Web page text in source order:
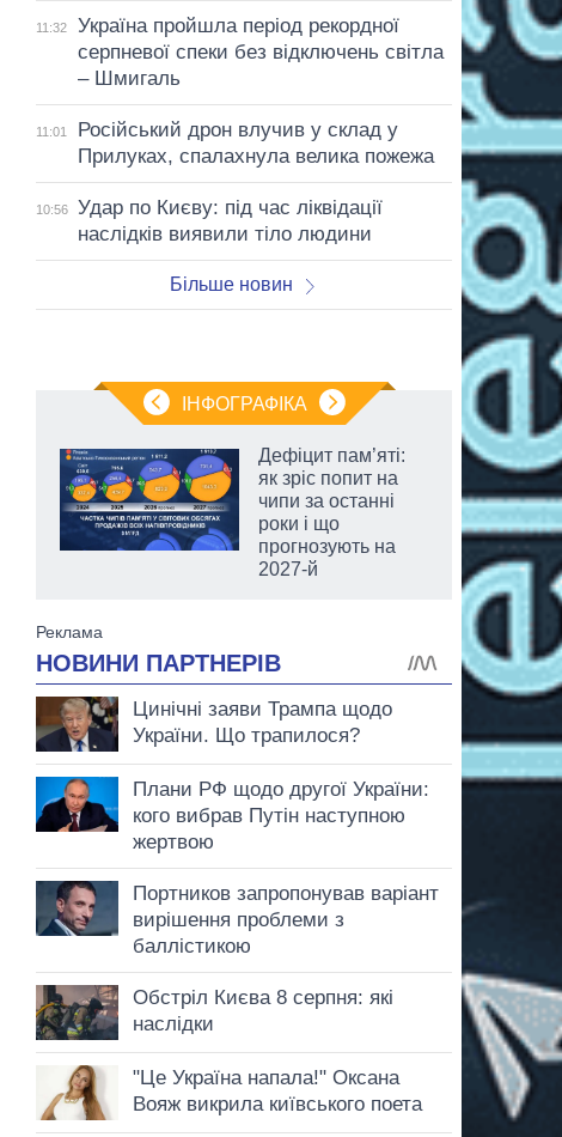
11:32
Україна пройшла період рекордної
серпневої спеки без відключень світла
– Шмигаль
11:01
Російський дрон влучив у склад у
Прилуках, спалахнула велика пожежа
10:56
Удар по Києву: під час ліквідації
наслідків виявили тіло людини
Більше новин
ІНФОГРАФІКА
Дефіцит пам’яті:
як зріс попит на
чипи за останні
роки і що
прогнозують на
2027-й